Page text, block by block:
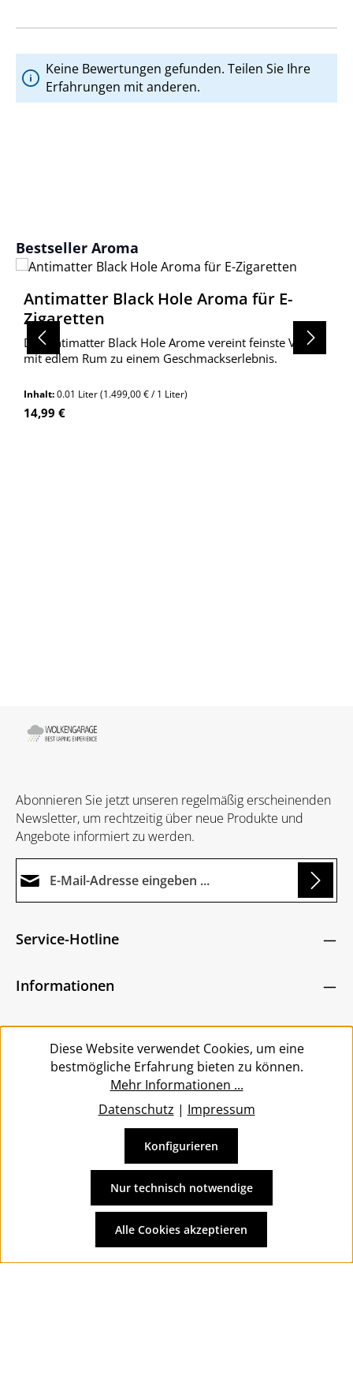
Keine Bewertungen gefunden. Teilen Sie Ihre
Erfahrungen mit anderen.
Produktgalerie überspringen
Bestseller Aroma
Antimatter Black Hole Aroma für E-
Zigaretten
Das Antimatter Black Hole Arome vereint feinste Vanille
mit edlem Rum zu einem Geschmackserlebnis.
Inhalt:0.01 Liter(1.499,00 € / 1 Liter)
Regulärer Preis:
14,99 €
Abonnieren Sie jetzt unseren regelmäßig erscheinenden
Newsletter, um rechtzeitig über neue Produkte und
Angebote informiert zu werden.
Ich habe dieDatenschutzbestimmungen
bin mit ihnen einverstanden.
Zeichen ein*
Die mit einem Stern (*) markierten Felder sind
Service-Hotline
Informationen
Service
Vertrag widerrufen
und ggf. Nachnahmegebühren, wenn nicht anders
angegeben.
Diese Website verwendet Cookies, um eine
bestmögliche Erfahrung bieten zu können.
Mehr Informationen ...
Datenschutz | Impressum
Nur technisch notwendige
Konfigurieren
Alle Cookies akzeptieren